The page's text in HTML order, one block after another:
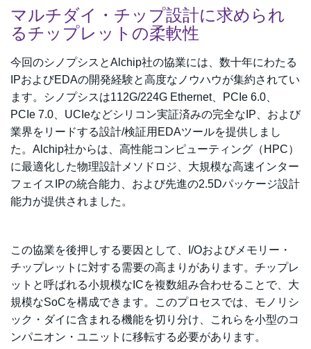
マルチダイ・チップ設計に求められ
るチップレットの柔軟性
今回のシノプシスとAlchip社の協業には、数十年にわたる
IPおよびEDAの開発経験と高度なノウハウが集約されてい
ます。シノプシスは112G/224G Ethernet、PCIe 6.0、
PCIe 7.0、UCIeなどシリコン実証済みの完全なIP、および
業界をリードする設計/検証用EDAツールを提供しまし
た。Alchip社からは、高性能コンピューティング（HPC）
に最適化した物理設計メソドロジ、大規模な高速インター
フェイスIPの統合能力、および先進の2.5Dパッケージ設計
能力が提供されました。
この協業を後押しする要因として、I/Oおよびメモリー・
チップレットに対する需要の高まりがあります。チップレ
ットと呼ばれる小規模なICを複数組み合わせることで、大
規模なSoCを構成できます。このプロセスでは、モノリシ
ック・ダイに含まれる機能を切り分け、これらを小型のコ
ンパニオン・ユニットに移転する必要があります。